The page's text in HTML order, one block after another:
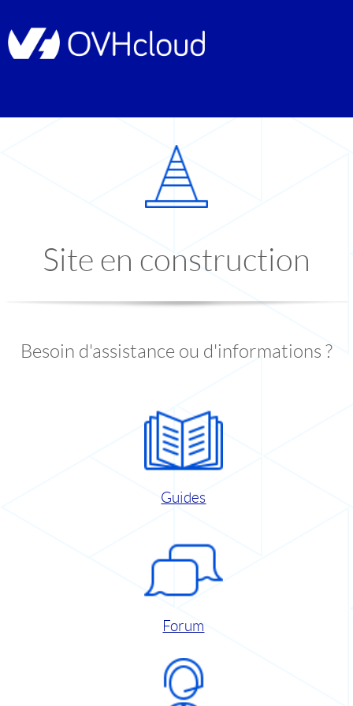
Site en construction
Besoin d'assistance ou d'informations ?
Guides
Forum